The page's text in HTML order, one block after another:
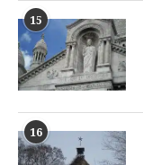
15
16